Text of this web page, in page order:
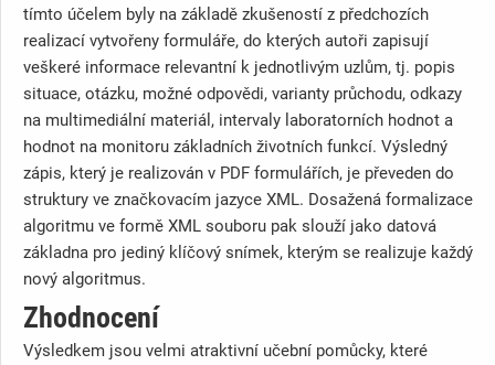
tímto účelem byly na základě zkušeností z předchozích
realizací vytvořeny formuláře, do kterých autoři zapisují
veškeré informace relevantní k jednotlivým uzlům, tj. popis
situace, otázku, možné odpovědi, varianty průchodu, odkazy
na multimediální materiál, intervaly laboratorních hodnot a
hodnot na monitoru základních životních funkcí. Výsledný
zápis, který je realizován v PDF formulářích, je převeden do
struktury ve značkovacím jazyce XML. Dosažená formalizace
algoritmu ve formě XML souboru pak slouží jako datová
základna pro jediný klíčový snímek, kterým se realizuje každý
nový algoritmus.
Zhodnocení
Výsledkem jsou velmi atraktivní učební pomůcky, které